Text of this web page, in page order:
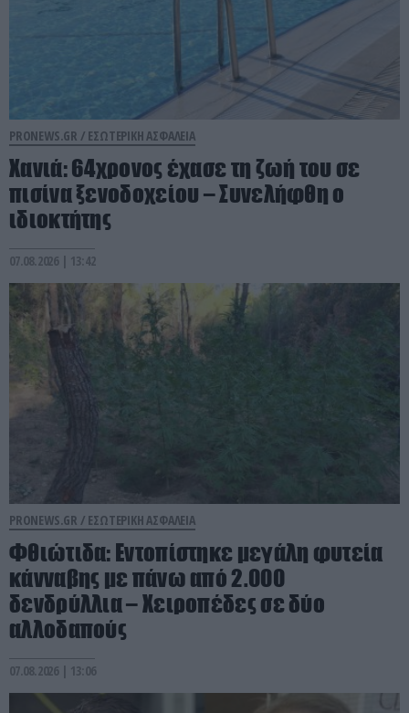
PRONEWS.GR / ΕΣΩΤΕΡΙΚΗ ΑΣΦΑΛΕΙΑ
Χανιά: 64χρονος έχασε τη ζωή του σε
πισίνα ξενοδοχείου – Συνελήφθη ο
ιδιοκτήτης
07.08.2026 | 13:42
PRONEWS.GR / ΕΣΩΤΕΡΙΚΗ ΑΣΦΑΛΕΙΑ
Φθιώτιδα: Εντοπίστηκε μεγάλη φυτεία
κάνναβης με πάνω από 2.000
δενδρύλλια – Xειροπέδες σε δύο
αλλοδαπούς
07.08.2026 | 13:06